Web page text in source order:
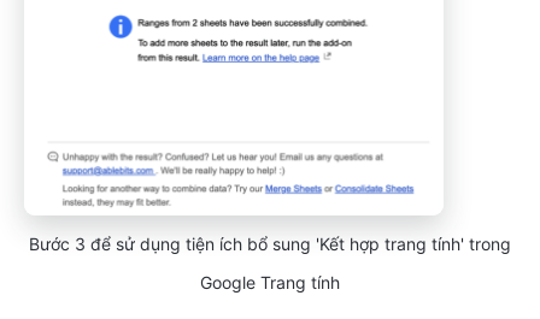
Bước 3 để sử dụng tiện ích bổ sung 'Kết hợp trang tính' trong
Google Trang tính